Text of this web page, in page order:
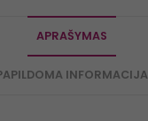
APRAŠYMAS
INFORMACIJA